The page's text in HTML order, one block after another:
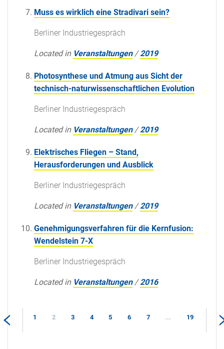
Muss es wirklich eine Stradivari sein?
Berliner Industriegespräch
Located in Veranstaltungen /2019
Photosynthese und Atmung aus Sicht der
technisch-naturwissenschaftlichen Evolution
Berliner Industriegespräch
Located in Veranstaltungen /2019
Elektrisches Fliegen – Stand,
Herausforderungen und Ausblick
Berliner Industriegespräch
Located in Veranstaltungen /2019
Genehmigungsverfahren für die Kernfusion:
Wendelstein 7-X
Berliner Industriegespräch
Located in Veranstaltungen /2016
1 2 3 4 5 6 7 ... 19